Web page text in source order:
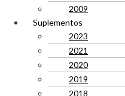
2009
Suplementos
2023
2021
2020
2019
2018